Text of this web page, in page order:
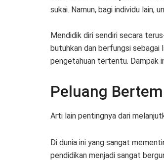
sukai. Namun, bagi individu lain,
Mendidik diri sendiri secara
butuhkan dan berfungsi sebagai
pengetahuan tertentu. Dampak
Peluang
Arti lain pentingnya dari
Di dunia ini yang sangat
pendidikan menjadi sangat